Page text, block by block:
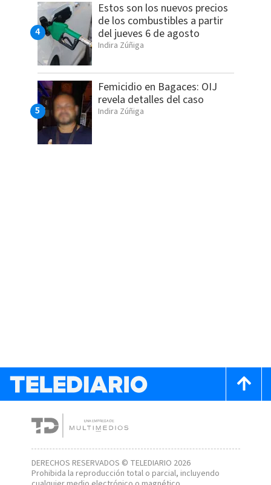
Estos son los nuevos precios
de los combustibles a partir
del jueves 6 de agosto
Indira Zúñiga
Femicidio en Bagaces: OIJ
revela detalles del caso
Indira Zúñiga
DERECHOS RESERVADOS © TELEDIARIO 2026
Prohibida la reproducción total o parcial, incluyendo